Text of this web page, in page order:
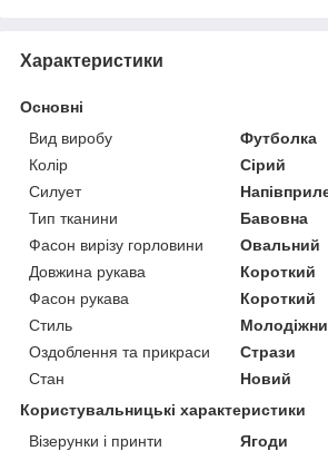
Характеристики
Основні
Вид виробу
Футболка
Колір
Сірий
Силует
Тип тканини
Бавовна
Фасон вирізу горловини
Овальний
Довжина рукава
Короткий
Фасон рукава
Короткий
Стиль
Оздоблення та прикраси
Стрази
Стан
Новий
Користувальницькі характеристики
Візерунки і принти
Ягоди